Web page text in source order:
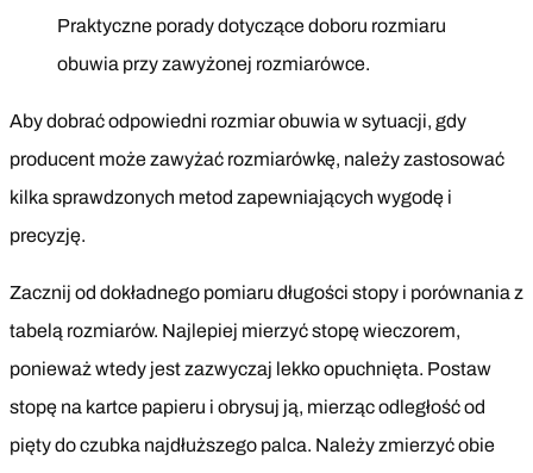
Praktyczne porady dotyczące doboru rozmiaru
obuwia przy zawyżonej rozmiarówce.
Aby dobrać odpowiedni rozmiar obuwia w sytuacji, gdy
producent może zawyżać rozmiarówkę, należy zastosować
kilka sprawdzonych metod zapewniających wygodę i
precyzję.
Zacznij od dokładnego pomiaru długości stopy i porównania z
tabelą rozmiarów. Najlepiej mierzyć stopę wieczorem,
ponieważ wtedy jest zazwyczaj lekko opuchnięta. Postaw
stopę na kartce papieru i obrysuj ją, mierząc odległość od
pięty do czubka najdłuższego palca. Należy zmierzyć obie